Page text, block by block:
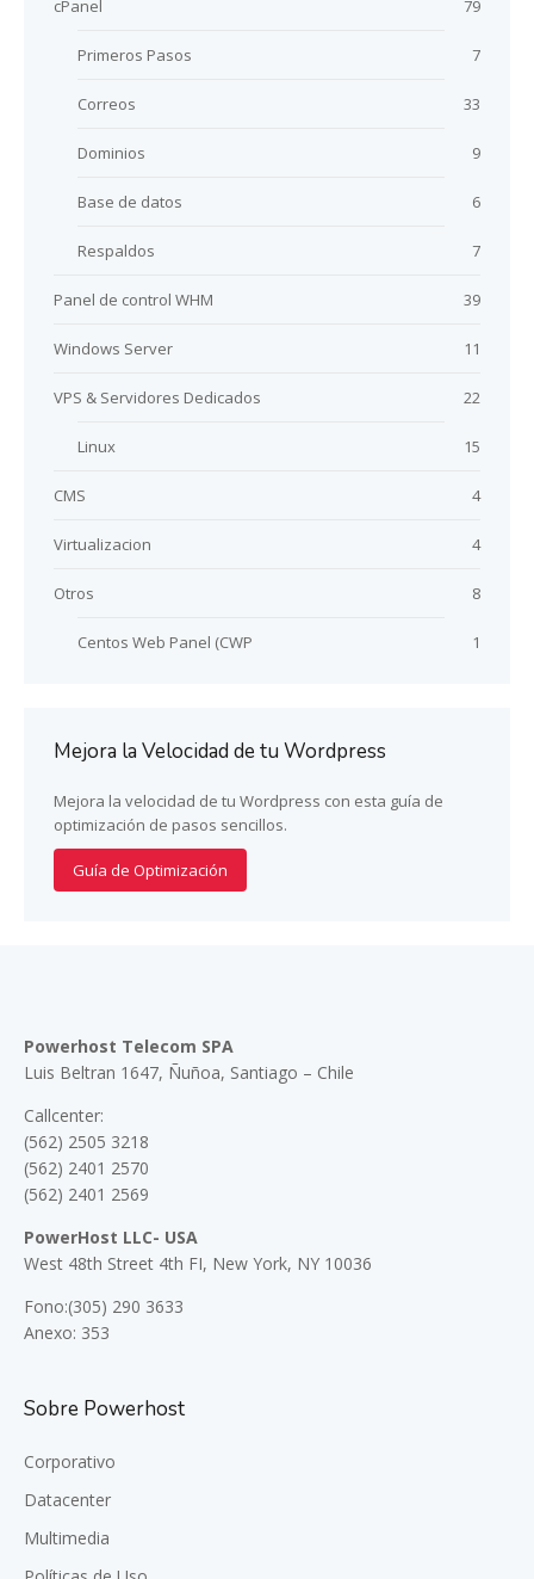
cPanel 79
Primeros Pasos 7
Correos 33
Dominios 9
Base de datos 6
Respaldos 7
Panel de control WHM 39
Windows Server 11
VPS & Servidores Dedicados 22
Linux 15
CMS 4
Virtualizacion 4
Otros 8
Centos Web Panel (CWP 1
Mejora la Velocidad de tu Wordpress
Mejora la velocidad de tu Wordpress con esta guía de
optimización de pasos sencillos.
Guía de Optimización
Powerhost Telecom SPA
Luis Beltran 1647, Ñuñoa, Santiago – Chile
Callcenter:
(562) 2505 3218
(562) 2401 2570
(562) 2401 2569
PowerHost LLC- USA
West 48th Street 4th FI, New York, NY 10036
Fono:(305) 290 3633
Anexo: 353
Sobre Powerhost
Corporativo
Datacenter
Multimedia